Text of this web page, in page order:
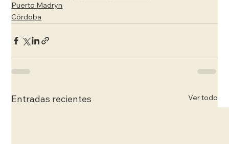
Puerto Madryn
Córdoba
Entradas recientes Ver todo